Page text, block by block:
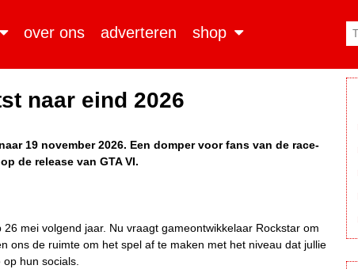
over ons adverteren shop
naar eind 2026
19 november 2026. Een domper voor fans van de race-
de release van GTA VI.
mei volgend jaar. Nu vraagt gameontwikkelaar Rockstar om
ons de ruimte om het spel af te maken met het niveau dat jullie
hun socials.